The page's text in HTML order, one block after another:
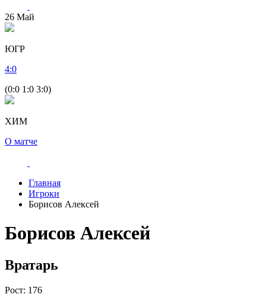
26 Май
ЮГР
4:0
(0:0 1:0 3:0)
ХИМ
О матче
Главная
Игроки
Борисов Алексей
Борисов Алексей
Вратарь
Рост: 176